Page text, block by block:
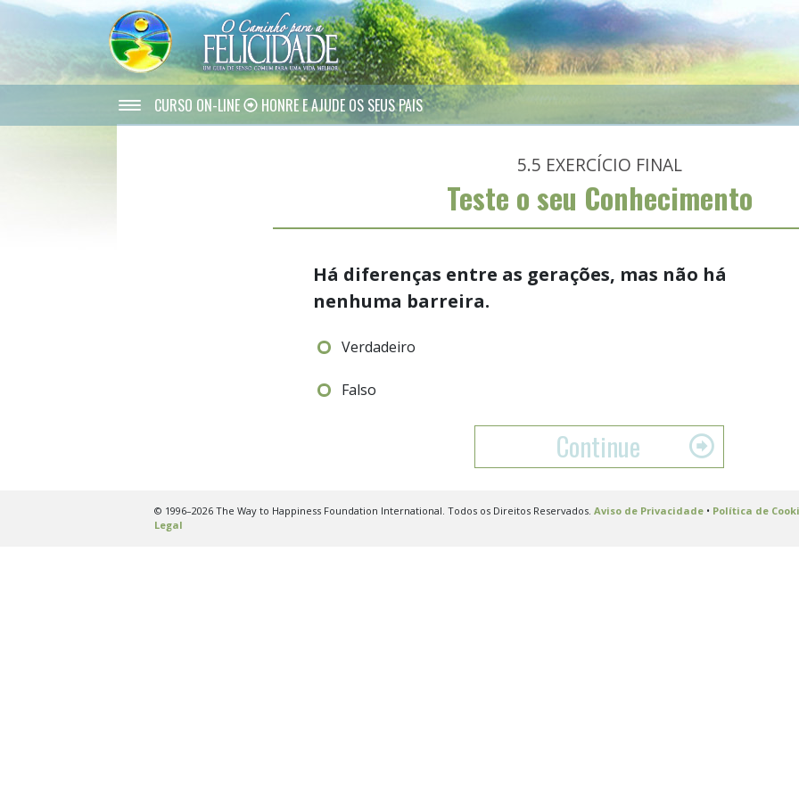
CURSO ON-LINE HONRE E AJUDE OS SEUS PAIS
5.5 EXERCÍCIO FINAL
Teste o seu Conhecimento
Há diferenças entre as gerações, mas não há
nenhuma barreira.
Verdadeiro
Falso
Continue
© 1996–2026 The Way to Happiness Foundation International. Todos os Direitos Reservados. Aviso de Privacidade• Política de
Legal